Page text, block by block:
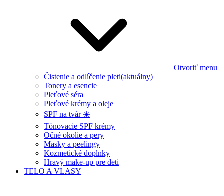
Otvoriť menu
Čistenie a odlíčenie pleti(aktuálny)
Tonery a esencie
Pleťové séra
Pleťové krémy a oleje
SPF na tvár ☀️
Tónovacie SPF krémy
Očné okolie a pery
Masky a peelingy
Kozmetické doplnky
Hravý make-up pre deti
TELO A VLASY